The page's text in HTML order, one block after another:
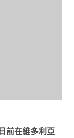
前在維多利亞